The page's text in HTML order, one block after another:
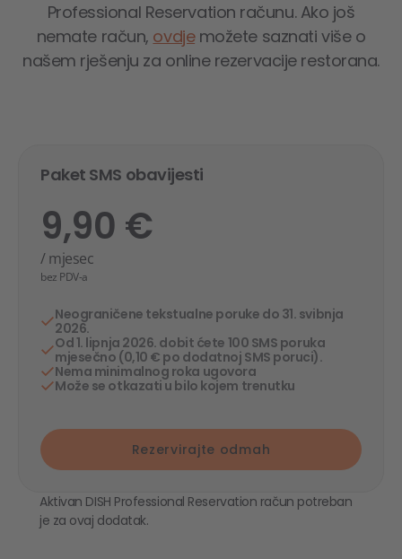
Professional Reservation računu. Ako još
nemate račun, ovdjemožete saznati više o
našem rješenju za online rezervacije restorana.
Paket SMS obavijesti
9,90 €
/ mjesec
bez PDV-a
Neograničene tekstualne poruke do 31. svibnja
2026.
Od 1. lipnja 2026. dobit ćete 100 SMS poruka
mjesečno (0,10 € po dodatnoj SMS poruci).
Nema minimalnog roka ugovora
Može se otkazati u bilo kojem trenutku
Rezervirajte odmah
Aktivan DISH Professional Reservation račun potreban
je za ovaj dodatak.